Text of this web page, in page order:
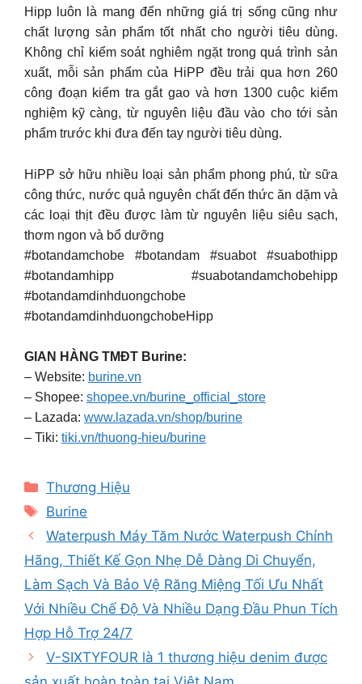
Hipp luôn là mang đến những giá trị sống cũng như
chất lượng sản phẩm tốt nhất cho người tiêu dùng.
Không chỉ kiểm soát nghiêm ngặt trong quá trình sản
xuất, mỗi sản phẩm của HiPP đều trải qua hơn 260
công đoạn kiểm tra gắt gao và hơn 1300 cuộc kiểm
nghiệm kỹ càng, từ nguyên liệu đầu vào cho tới sản
phẩm trước khi đưa đến tay người tiêu dùng.
HiPP sở hữu nhiều loại sản phẩm phong phú, từ sữa
công thức, nước quả nguyên chất đến thức ăn dặm và
các loại thịt đều được làm từ nguyên liệu siêu sạch,
thơm ngon và bổ dưỡng
#botandamchobe #botandam #suabot #suabothipp
#botandamhipp #suabotandamchobehipp
#botandamdinhduongchobe
#botandamdinhduongchobeHipp
GIAN HÀNG TMĐT Burine:
– Website: burine.vn
– Shopee: shopee.vn/burine_official_store
– Lazada: www.lazada.vn/shop/burine
– Tiki: tiki.vn/thuong-hieu/burine
Categories
Thương Hiệu
Tags
Burine
Waterpush Máy Tăm Nước Waterpush Chính
Hãng, Thiết Kế Gọn Nhẹ Dễ Dàng Di Chuyển,
Làm Sạch Và Bảo Vệ Răng Miệng Tối Ưu Nhất
Với Nhiều Chế Độ Và Nhiều Dạng Đầu Phun Tích
Hợp Hỗ Trợ 24/7
V-SIXTYFOUR là 1 thương hiệu denim được